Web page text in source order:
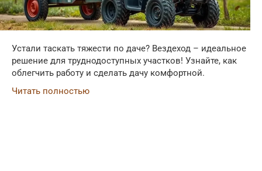
Устали таскать тяжести по даче? Вездеход – идеальное
решение для труднодоступных участков! Узнайте, как
облегчить работу и сделать дачу комфортной.
Читать полностью